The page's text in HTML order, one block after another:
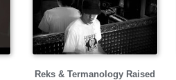
Reks & Termanology Raised